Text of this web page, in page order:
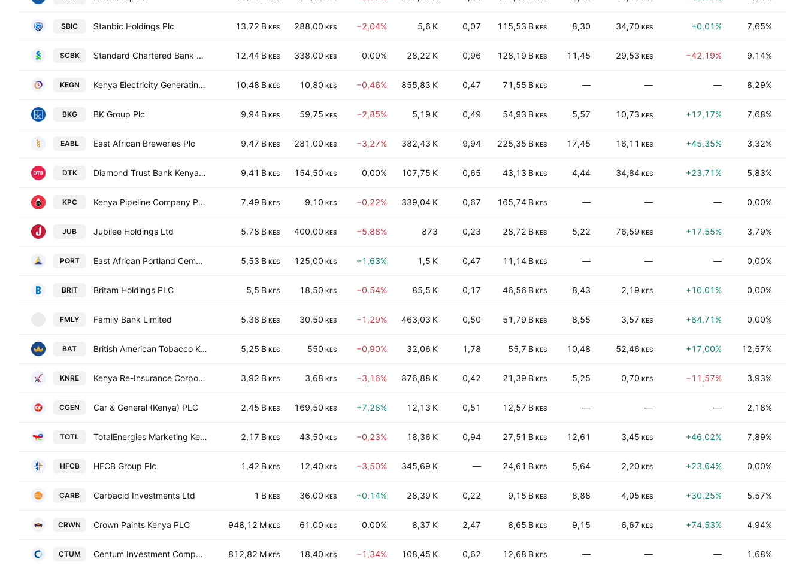
SBIC Stanbic Holdings Plc 13,72 B KES 288,00 KES −2,04% 5,6 K 0,07 115,53 B KES 8,30 34,70 KES +0,01% 7,65%
SCBK Standard Chartered Bank Kenya Ltd 12,44 B KES 338,00 KES 0,00% 28,22 K 0,96 128,19 B KES 11,45 29,53 KES −42,19% 9,14%
KEGN Kenya Electricity Generating Company PLC 10,48 B KES 10,80 KES −0,46% 855,83 K 0,47 71,55 B KES — — — 8,29%
BKG BK Group Plc 9,94 B KES 59,75 KES −2,85% 5,19 K 0,49 54,93 B KES 5,57 10,73 KES +12,17% 7,68%
EABL East African Breweries Plc 9,47 B KES 281,00 KES −3,27% 382,43 K 9,94 225,35 B KES 17,45 16,11 KES +45,35% 3,32%
DTK Diamond Trust Bank Kenya Ltd. 9,41 B KES 154,50 KES 0,00% 107,75 K 0,65 43,13 B KES 4,44 34,84 KES +23,71% 5,83%
KPC Kenya Pipeline Company PLC 7,49 B KES 9,10 KES −0,22% 339,04 K 0,67 165,74 B KES — — — 0,00%
JUB Jubilee Holdings Ltd 5,78 B KES 400,00 KES −5,88% 873 0,23 28,72 B KES 5,22 76,59 KES +17,55% 3,79%
PORT East African Portland Cement Co. Ltd. 5,53 B KES 125,00 KES +1,63% 1,5 K 0,47 11,14 B KES — — — 0,00%
BRIT Britam Holdings PLC 5,5 B KES 18,50 KES −0,54% 85,5 K 0,17 46,56 B KES 8,43 2,19 KES +10,01% 0,00%
FMLY Family Bank Limited 5,38 B KES 30,50 KES −1,29% 463,03 K 0,50 51,79 B KES 8,55 3,57 KES +64,71% 0,00%
BAT British American Tobacco Kenya PLC 5,25 B KES 550 KES −0,90% 32,06 K 1,78 55,7 B KES 10,48 52,46 KES +17,00% 12,57%
KNRE Kenya Re-Insurance Corporation Ltd. 3,92 B KES 3,68 KES −3,16% 876,88 K 0,42 21,39 B KES 5,25 0,70 KES −11,57% 3,93%
CGEN Car & General (Kenya) PLC 2,45 B KES 169,50 KES +7,28% 12,13 K 0,51 12,57 B KES — — — 2,18%
TOTL TotalEnergies Marketing Kenya Plc 2,17 B KES 43,50 KES −0,23% 18,36 K 0,94 27,51 B KES 12,61 3,45 KES +46,02% 7,89%
HFCB HFCB Group Plc 1,42 B KES 12,40 KES −3,50% 345,69 K — 24,61 B KES 5,64 2,20 KES +23,64% 0,00%
CARB Carbacid Investments Ltd 1 B KES 36,00 KES +0,14% 28,39 K 0,22 9,15 B KES 8,88 4,05 KES +30,25% 5,57%
CRWN Crown Paints Kenya PLC 948,12 M KES 61,00 KES 0,00% 8,37 K 2,47 8,65 B KES 9,15 6,67 KES +74,53% 4,94%
CTUM Centum Investment Company PLC 812,82 M KES 18,40 KES −1,34% 108,45 K 0,62 12,68 B KES — — — 1,68%